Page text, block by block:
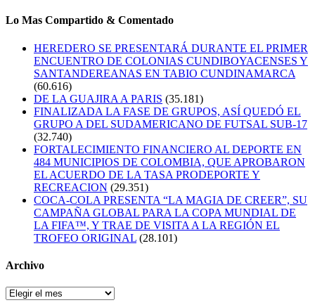
Lo Mas Compartido & Comentado
HEREDERO SE PRESENTARÁ DURANTE EL PRIMER
ENCUENTRO DE COLONIAS CUNDIBOYACENSES Y
SANTANDEREANAS EN TABIO CUNDINAMARCA
(60.616)
DE LA GUAJIRA A PARIS (35.181)
FINALIZADA LA FASE DE GRUPOS, ASÍ QUEDÓ EL
GRUPO A DEL SUDAMERICANO DE FUTSAL SUB-17
(32.740)
FORTALECIMIENTO FINANCIERO AL DEPORTE EN
484 MUNICIPIOS DE COLOMBIA, QUE APROBARON
EL ACUERDO DE LA TASA PRODEPORTE Y
RECREACION (29.351)
COCA-COLA PRESENTA “LA MAGIA DE CREER”, SU
CAMPAÑA GLOBAL PARA LA COPA MUNDIAL DE
LA FIFA™, Y TRAE DE VISITA A LA REGIÓN EL
TROFEO ORIGINAL (28.101)
Archivo
Archivo